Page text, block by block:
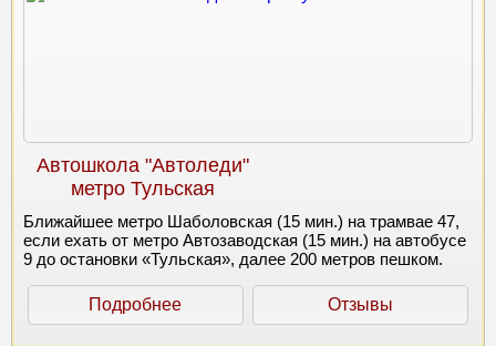
Автошкола "Автоледи"
метро Тульская
Ближайшее метро Шаболовская (15 мин.) на трамвае 47,
если ехать от метро Автозаводская (15 мин.) на автобусе
9 до остановки «Тульская», далее 200 метров пешком.
Подробнее Отзывы